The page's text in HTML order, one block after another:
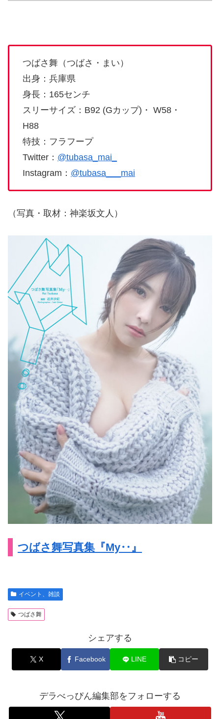
つばさ舞（つばさ・まい）
出身：兵庫県
身長：165センチ
スリーサイズ：B92 (Gカップ)・ W58・
H88
特技：フラフープ
Twitter： @tubasa_mai_
Instagram： @tubasa___mai
（写真・取材：神楽坂文人）
つばさ舞写真集『My‥』
イベント、雑談
つばさ舞
シェアする
X Facebook LINE コピー
デラべっぴん編集部をフォローする